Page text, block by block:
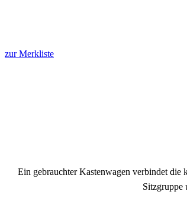
zur Merkliste
Ein gebrauchter Kastenwagen verbindet die
Sitzgruppe